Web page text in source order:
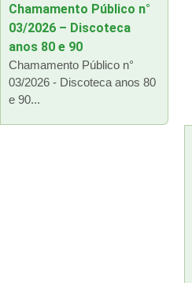
Chamamento Público n°
03/2026 – Discoteca
anos 80 e 90
Chamamento Público n°
03/2026 - Discoteca anos 80
e 90...